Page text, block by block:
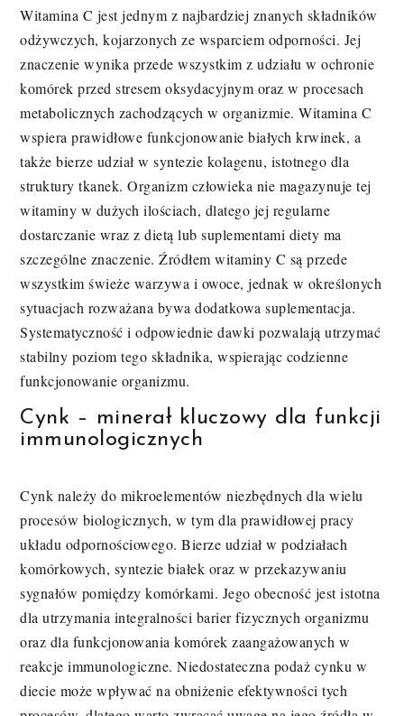
Witamina C jest jednym z najbardziej znanych składników
odżywczych, kojarzonych ze wsparciem odporności. Jej
znaczenie wynika przede wszystkim z udziału w ochronie
komórek przed stresem oksydacyjnym oraz w procesach
metabolicznych zachodzących w organizmie. Witamina C
wspiera prawidłowe funkcjonowanie białych krwinek, a
także bierze udział w syntezie kolagenu, istotnego dla
struktury tkanek. Organizm człowieka nie magazynuje tej
witaminy w dużych ilościach, dlatego jej regularne
dostarczanie wraz z dietą lub suplementami diety ma
szczególne znaczenie. Źródłem witaminy C są przede
wszystkim świeże warzywa i owoce, jednak w określonych
sytuacjach rozważana bywa dodatkowa suplementacja.
Systematyczność i odpowiednie dawki pozwalają utrzymać
stabilny poziom tego składnika, wspierając codzienne
funkcjonowanie organizmu.
Cynk – minerał kluczowy dla funkcji
immunologicznych
Cynk należy do mikroelementów niezbędnych dla wielu
procesów biologicznych, w tym dla prawidłowej pracy
układu odpornościowego. Bierze udział w podziałach
komórkowych, syntezie białek oraz w przekazywaniu
sygnałów pomiędzy komórkami. Jego obecność jest istotna
dla utrzymania integralności barier fizycznych organizmu
oraz dla funkcjonowania komórek zaangażowanych w
reakcje immunologiczne. Niedostateczna podaż cynku w
diecie może wpływać na obniżenie efektywności tych